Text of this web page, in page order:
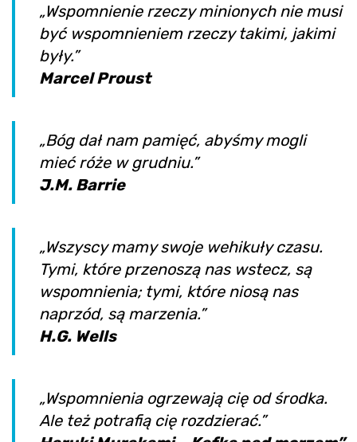
„Wspomnienie rzeczy minionych nie musi
być wspomnieniem rzeczy takimi, jakimi
były.”
Marcel Proust
„Bóg dał nam pamięć, abyśmy mogli
mieć róże w grudniu.”
J.M. Barrie
„Wszyscy mamy swoje wehikuły czasu.
Tymi, które przenoszą nas wstecz, są
wspomnienia; tymi, które niosą nas
naprzód, są marzenia.”
H.G. Wells
„Wspomnienia ogrzewają cię od środka.
Ale też potrafią cię rozdzierać.”